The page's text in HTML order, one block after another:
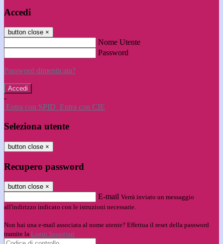
Accedi
button close ×
Nome Utente
Password
Password dimenticata?
-
Entra con SPID Entra con CIE
Seleziona utente
button close ×
Recupero password
button close ×
E-mail Verrà inviato un messaggio
all'indirizzo indicato con le istruzioni necessarie.
Non hai una e-mail associata al nome utente? Effettua il reset della password
tramite la Login Spaggiari